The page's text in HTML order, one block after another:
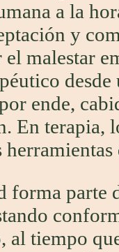
a la
y
malestar
ende,
En terapia,
forma parte
al tiempo